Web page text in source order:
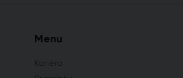
Menu
Kariéra